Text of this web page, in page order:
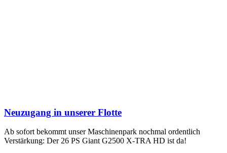
Neuzugang in unserer Flotte
Ab sofort bekommt unser Maschinenpark nochmal ordentlich
Verstärkung: Der 26 PS Giant G2500 X-TRA HD ist da!